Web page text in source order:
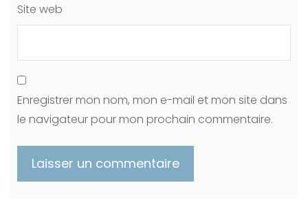
Site web
Enregistrer mon nom, mon e-mail et mon site dans
le navigateur pour mon prochain commentaire.